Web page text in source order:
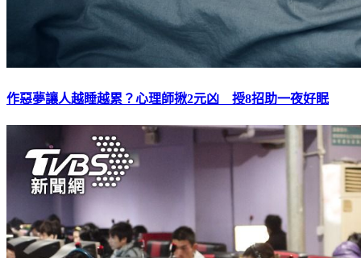
作惡夢讓人越睡越累？心理師揪2元凶 授8招助一夜好眠